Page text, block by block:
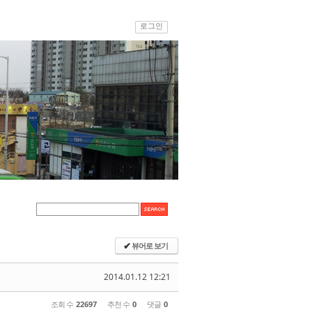
로그인
✔뷰어로 보기
2014.01.12 12:21
조회 수 22697 추천 수 0 댓글 0